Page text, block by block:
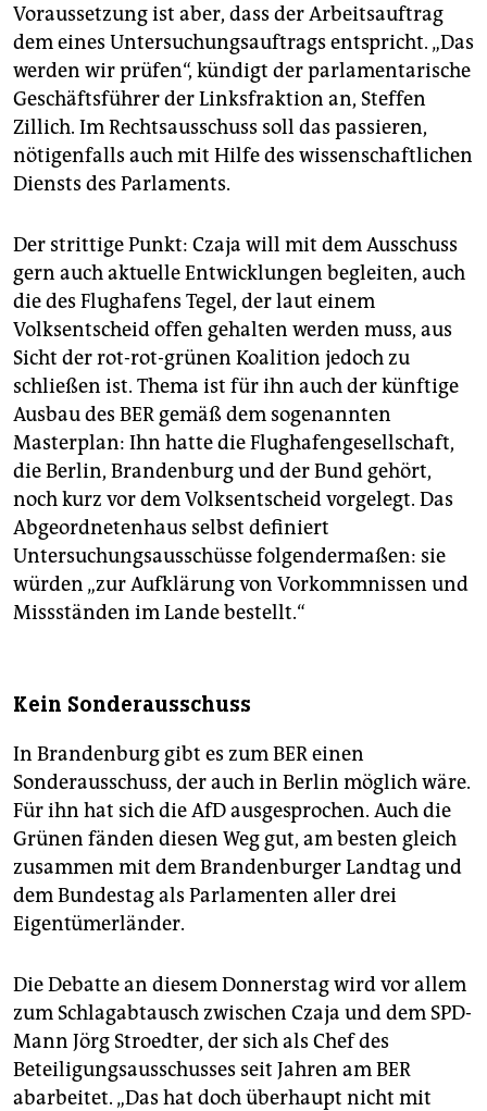
Voraussetzung ist aber, dass der Arbeitsauftrag
dem eines Untersuchungsauftrags entspricht. „Das
werden wir prüfen“, kündigt der parlamentarische
Geschäftsführer der Linksfraktion an, Steffen
Zillich. Im Rechtsausschuss soll das passieren,
nötigenfalls auch mit Hilfe des wissenschaftlichen
Diensts des Parlaments.
Der strittige Punkt: Czaja will mit dem Ausschuss
gern auch aktuelle Entwicklungen begleiten, auch
die des Flughafens Tegel, der laut einem
Volksentscheid offen gehalten werden muss, aus
Sicht der rot-rot-grünen Koalition jedoch zu
schließen ist. Thema ist für ihn auch der künftige
Ausbau des BER gemäß dem sogenannten
Masterplan: Ihn hatte die Flughafengesellschaft,
die Berlin, Brandenburg und der Bund gehört,
noch kurz vor dem Volksentscheid vorgelegt. Das
Abgeordnetenhaus selbst definiert
Untersuchungsausschüsse folgendermaßen: sie
würden „zur Aufklärung von Vorkommnissen und
Missständen im Lande bestellt.“
Kein Sonderausschuss
In Brandenburg gibt es zum BER einen
Sonderausschuss, der auch in Berlin möglich wäre.
Für ihn hat sich die AfD ausgesprochen. Auch die
Grünen fänden diesen Weg gut, am besten gleich
zusammen mit dem Brandenburger Landtag und
dem Bundestag als Parlamenten aller drei
Eigentümerländer.
Die Debatte an diesem Donnerstag wird vor allem
zum Schlagabtausch zwischen Czaja und dem SPD-
Mann Jörg Stroedter, der sich als Chef des
Beteiligungsausschusses seit Jahren am BER
abarbeitet. „Das hat doch überhaupt nicht mit